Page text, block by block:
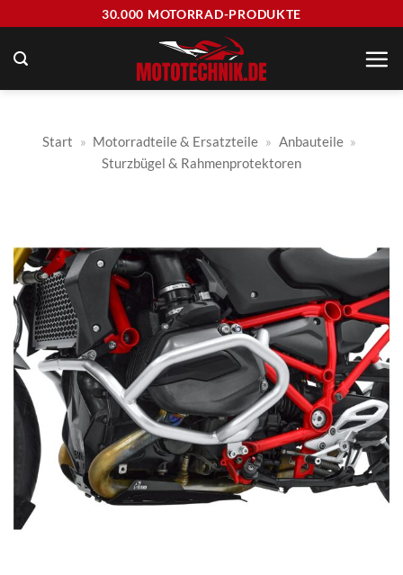
springen
30.000 MOTORRAD-PRODUKTE
Start » Motorradteile & Ersatzteile » Anbauteile »
Sturzbügel & Rahmenprotektoren